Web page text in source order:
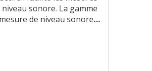
niveau sonore. La gamme
de niveau sonore…